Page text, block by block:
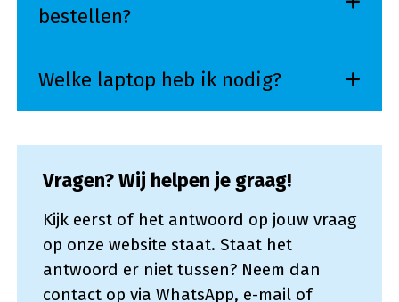
bestellen?
Welke laptop heb ik nodig?
Vragen? Wij helpen je graag!
Kijk eerst of het antwoord op jouw vraag
op onze website staat. Staat het
antwoord er niet tussen? Neem dan
contact op via WhatsApp, e-mail of